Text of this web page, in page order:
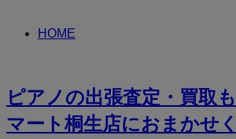
HOME
ピアノの出張査定・買取
マート桐生店におまかせ